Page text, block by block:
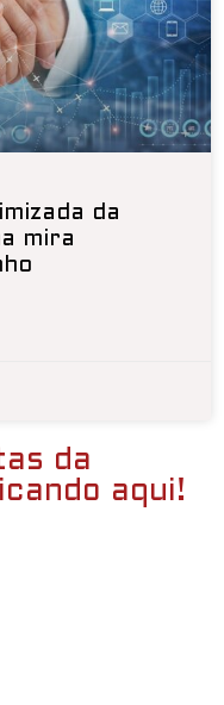
da
mira
da
aqui!